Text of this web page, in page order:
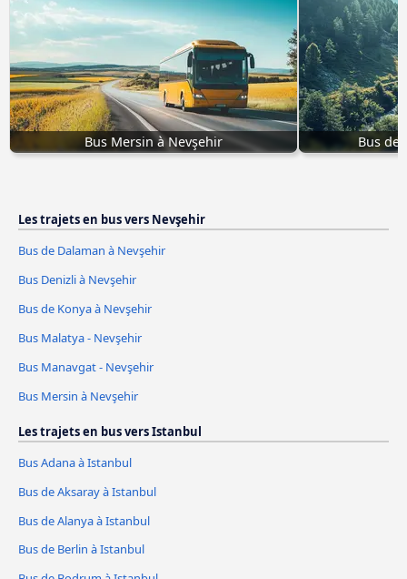
Bus Mersin à Nevşehir Bus de
Les trajets en bus vers Nevşehir
Bus de Dalaman à Nevşehir
Bus Denizli à Nevşehir
Bus de Konya à Nevşehir
Bus Malatya - Nevşehir
Bus Manavgat - Nevşehir
Bus Mersin à Nevşehir
Les trajets en bus vers Istanbul
Bus Adana à Istanbul
Bus de Aksaray à Istanbul
Bus de Alanya à Istanbul
Bus de Berlin à Istanbul